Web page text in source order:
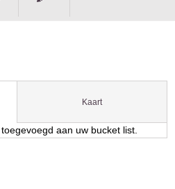
Kaart
aan uw bucket list.